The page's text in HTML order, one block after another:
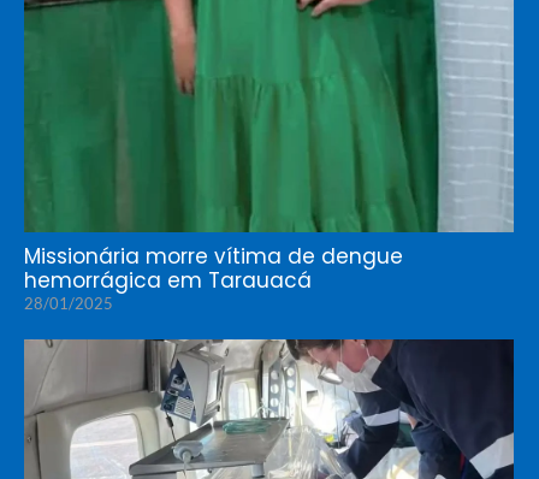
Missionária morre vítima de dengue
hemorrágica em Tarauacá
28/01/2025